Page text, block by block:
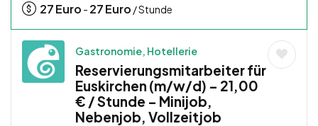
27Euro - 27Euro / Stunde
Gastronomie, Hotellerie
Reservierungsmitarbeiter für
Euskirchen (m/w/d) – 21,00
€ / Stunde – Minijob,
Nebenjob, Vollzeitjob